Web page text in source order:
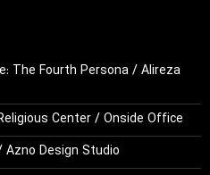
The Fourth Persona / Alireza
Center / Onside Office
Design Studio